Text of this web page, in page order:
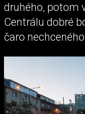
druhého, potom
Centrálu dobré
čaro